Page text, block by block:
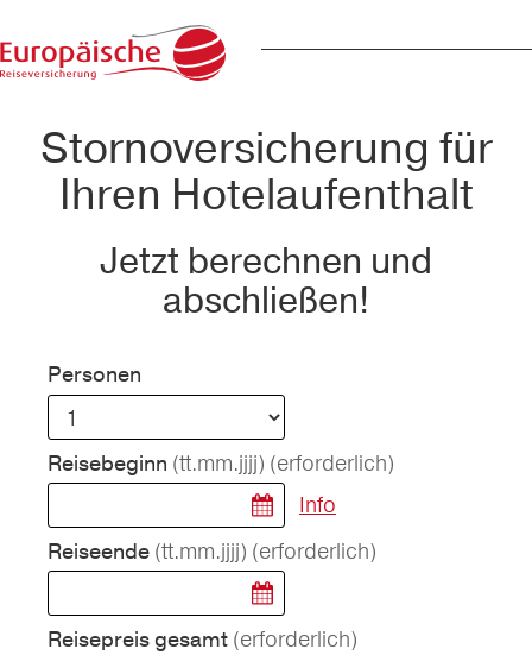
Stornoversicherung für
Ihren Hotelaufenthalt
Jetzt berechnen und
abschließen!
Personen
Reisebeginn (tt.mm.jjjj) (erforderlich)
Info
Reiseende (tt.mm.jjjj) (erforderlich)
Reisepreis gesamt (erforderlich)